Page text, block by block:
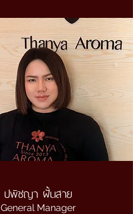
ปพิชญา ฝั้นสาย
General Manager